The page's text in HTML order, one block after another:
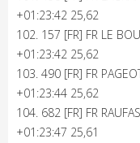
+01:23:42 25,62
102. 157 [FR] FR LE
+01:23:42 25,62
103. 490 [FR] FR
+01:23:44 25,62
104. 682 [FR] FR
+01:23:47 25,61